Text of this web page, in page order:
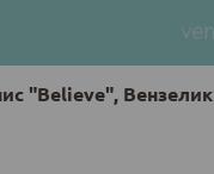
"Believe", Вензелик